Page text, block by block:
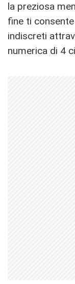
la preziosa
fine ti
indiscreti
numerica di 4